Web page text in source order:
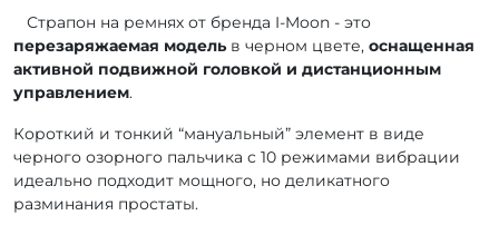
Страпон на ремнях от бренда I-Moon - это
перезаряжаемая модель в черном цвете, оснащенная
активной подвижной головкой и дистанционным
управлением.
Короткий и тонкий “мануальный” элемент в виде
черного озорного пальчика с 10 режимами вибрации
идеально подходит мощного, но деликатного
разминания простаты.